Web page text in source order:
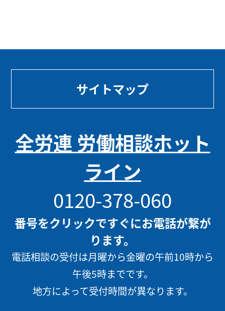
サイトマップ
全労連 労働相談ホット
ライン
0120-378-060
番号をクリックですぐにお電話が繋が
ります。
電話相談の受付は月曜から金曜の午前10時から
午後5時までです。
地方によって受付時間が異なります。